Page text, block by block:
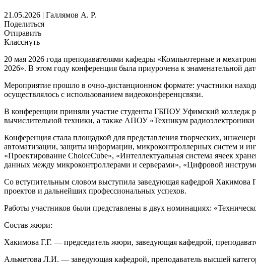
21.05.2026 | Галлямов А. Р.
Поделиться
Отправить
Класснуть
20 мая 2026 года преподавателями кафедры «Компьютерные и
2026». В этом году конференция была приурочена к знаменательной
Мероприятие прошло в очно-дистанционном формате: участники
осуществлялось с использованием видеоконференцсвязи.
В конференции приняли участие студенты ГБПОУ Уфимский колледж
вычислительной техники, а также АПОУ «Техникум
Конференция стала площадкой для представления творческих,
автоматизации, защиты информации, микроконтроллерных систем и
«Проектирование ChoiceCube», «Интеллектуальная система ячеек
данных между микроконтроллерами и серверами», «Цифровой
Со вступительным словом выступила заведующая кафедрой Хакимова
проектов и дальнейших профессиональных успехов.
Работы участников были представлены в двух номинациях:
Состав жюри:
Хакимова Г.Г. — председатель жюри, заведующая кафедрой,
Альметова Л.И. — заведующая кафедрой, преподаватель высшей